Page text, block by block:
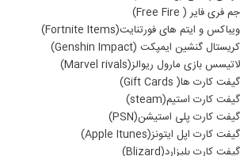
جم فری فایر ( Free Fire)
ویباکس و ایتم های فورتنایت(Fortnite Items)
کریستال گنشین ایمپکت (Genshin Impact)
لاتیسس بازی مارول ریوالز(Marvel rivals)
گیفت کارت ها( Gift Cards)
گیفت کارت استیم(steam)
گیفت کارت پلی استیشن(PSN)
گیفت کارت اپل ایتونز(Apple Itunes)
گیفت کارت بلیزارد(Blizard)